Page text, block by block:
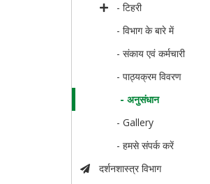
- टिहरी
- विभाग के बारे में
- संकाय एवं कर्मचारी
- पाठ्यक्रम विवरण
- अनुसंधान
- Gallery
- हमसे संपर्क करें
दर्शनशास्त्र विभाग